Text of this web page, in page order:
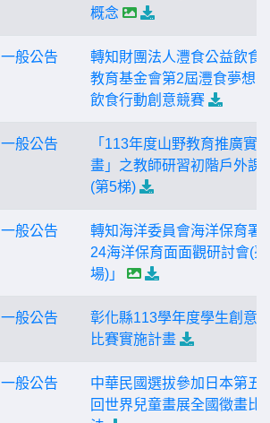
概念
一般公告
轉知財團法人灃食公益飲食
教育基金會第2屆灃食夢想
飲食行動創意競賽
一般公告
「113年度山野教育推廣實
畫」之教師研習初階戶外課
(第5梯)
一般公告
轉知海洋委員會海洋保育署
24海洋保育面面觀研討會(
場)」
一般公告
彰化縣113學年度學生創意
比賽實施計畫
一般公告
中華民國選拔參加日本第五
回世界兒童畫展全國徵畫比